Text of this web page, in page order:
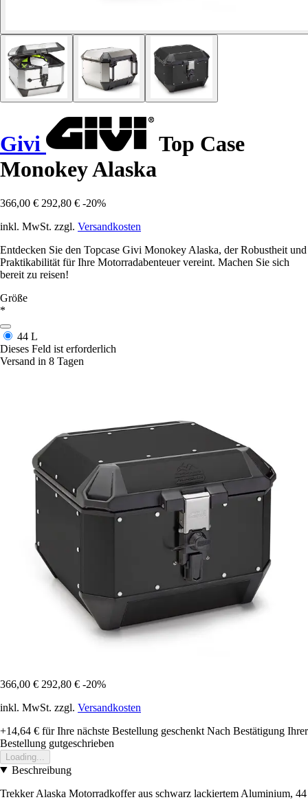
Givi
Top Case
Monokey Alaska
366,00 € 292,80 € -20%
inkl. MwSt. zzgl. Versandkosten
Entdecken Sie den Topcase Givi Monokey Alaska, der Robustheit und
Praktikabilität für Ihre Motorradabenteuer vereint. Machen Sie sich
bereit zu reisen!
Größe
*
44 L
Dieses Feld ist erforderlich
Versand in 8 Tagen
366,00 € 292,80 € -20%
inkl. MwSt. zzgl. Versandkosten
+14,64 € für Ihre nächste Bestellung geschenkt Nach Bestätigung Ihrer
Bestellung gutgeschrieben
Loading...
Beschreibung
Trekker Alaska Motorradkoffer aus schwarz lackiertem Aluminium, 44